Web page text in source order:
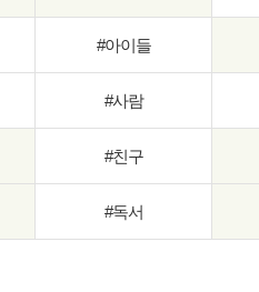
#아이들
#사람
#친구
#독서